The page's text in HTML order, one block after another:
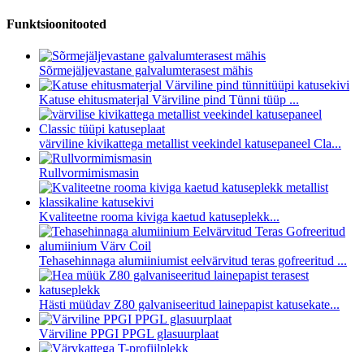
Funktsioonitooted
Sõrmejäljevastane galvalumterasest mähis
Katuse ehitusmaterjal Värviline pind Tünni tüüp ...
värviline kivikattega metallist veekindel katusepaneel Cla...
Rullvormimismasin
Kvaliteetne rooma kiviga kaetud katuseplekk...
Tehasehinnaga alumiiniumist eelvärvitud teras gofreeritud ...
Hästi müüdav Z80 galvaniseeritud lainepapist katusekate...
Värviline PPGI PPGL glasuurplaat